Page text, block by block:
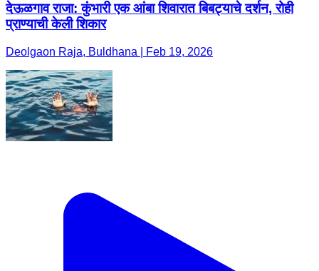
देऊळगाव राजा: कुंभारी एक आंबा शिवारात बिबट्याचे दर्शन, रोही
प्राण्याची केली शिकार
Deolgaon Raja, Buldhana | Feb 19, 2026